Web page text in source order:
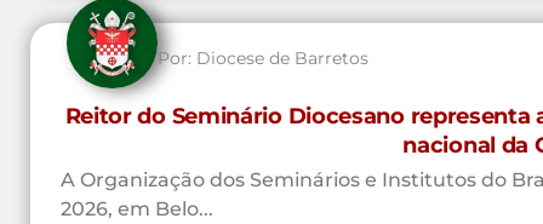
Por: Diocese de Barretos
Reitor do Seminário Diocesano
nacional da
A Organização dos Seminários e Institutos do
2026, em Belo...